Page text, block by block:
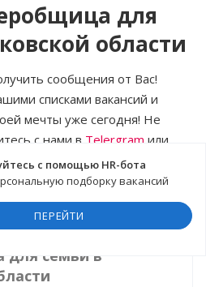
для
области
с помощью HR-бота
подборку вакансий
ПЕРЕЙТИ
сообщения от Вас!
списками вакансий и
мечты уже сегодня! Не
с нами в Telergram или
MAX
ВИП-
для семьи в